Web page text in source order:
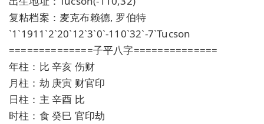
复粘档案：麦克布赖德, 罗伯特
`1`1911`2`20`12`3`0`-110`32`-7`Tucson
==============子平八字==============
年柱：比 辛亥 伤财
月柱：劫 庚寅 财官印
日柱：主 辛酉 比
时柱：食 癸巳 官印劫